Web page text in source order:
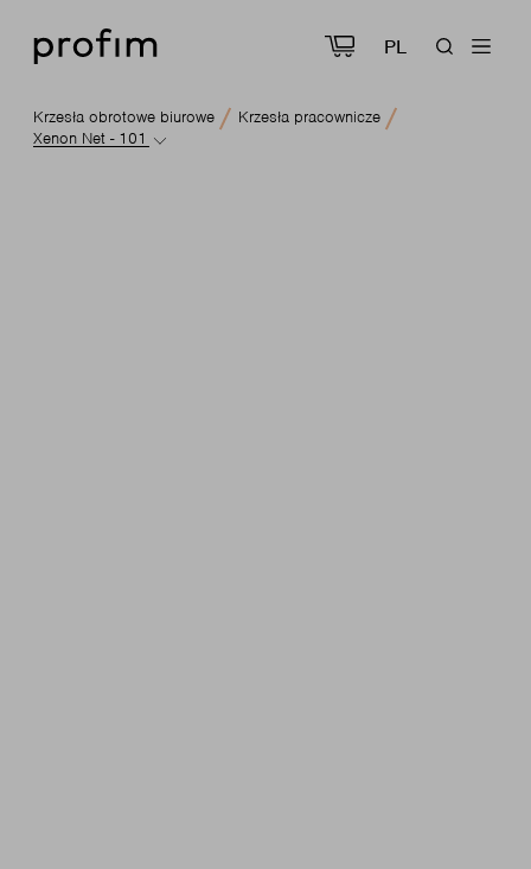
PL
Krzesła obrotowe biurowe
Krzesła pracownicze
Xenon Net - 101